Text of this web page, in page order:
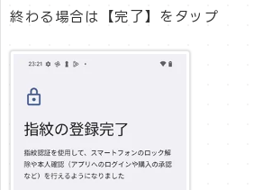
終わる場合は【完了】をタップ